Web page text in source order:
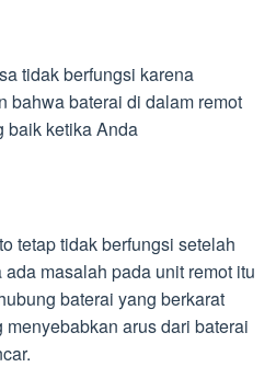
tidak berfungsi karena
bahwa baterai di dalam remot
baik ketika Anda
tetap tidak berfungsi setelah
masalah pada unit remot itu
baterai yang berkarat
arus dari baterai